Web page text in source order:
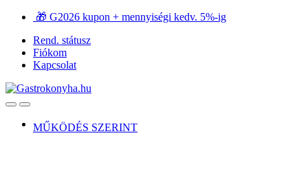
Ugrás
navigációhoz
Ugrás
tartalomra
🎁 G2026 kupon + mennyiségi kedv. 5%-ig
Rend. státusz
Fiókom
Kapcsolat
OpenClose
MŰKÖDÉS SZERINT